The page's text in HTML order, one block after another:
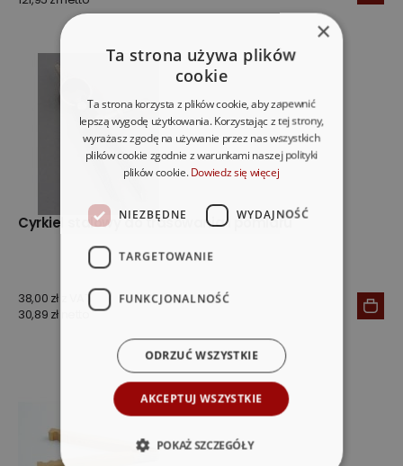
Cyrkiel stalowy do trasowania i pomiaru
38,00 zł z VAT
30,89 zł netto
×
Ta strona używa plików
cookie
Ta strona korzysta z plików cookie, aby zapewnić
lepszą wygodę użytkowania. Korzystając z tej strony,
wyrażasz zgodę na używanie przez nas wszystkich
plików cookie zgodnie z warunkami naszej polityki
plików cookie. Dowiedz się więcej
NIEZBĘDNE WYDAJNOŚĆ
TARGETOWANIE
FUNKCJONALNOŚĆ
AKCEPTUJ WSZYSTKIE
ODRZUĆ WSZYSTKIE
POKAŻ SZCZEGÓŁY